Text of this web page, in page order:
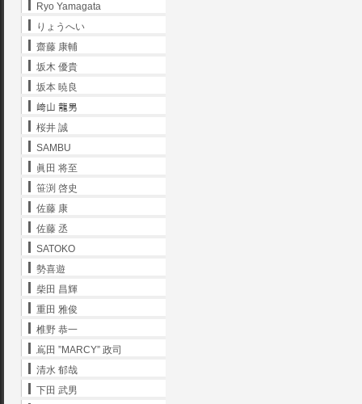
Ryo Yamagata
りょうへい
齋藤 康輔
坂木 優貴
坂本 暁良
﨑山 龍男
桜井 誠
SAMBU
眞田 将至
笹渕 啓史
佐藤 康
佐藤 丞
SATOKO
勢喜遊
柴田 昌輝
重田 雅俊
椎野 恭一
嶌田 ”MARCY” 政司
清水 郁哉
下田 武男